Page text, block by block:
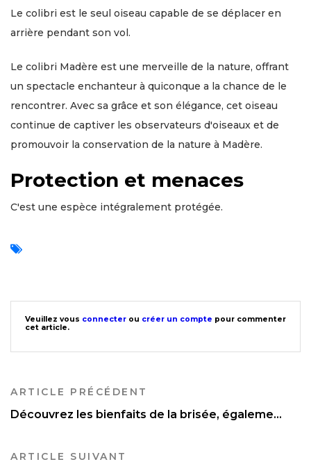
Le colibri est le seul oiseau capable de se déplacer en
arrière pendant son vol.
Le colibri Madère est une merveille de la nature, offrant
un spectacle enchanteur à quiconque a la chance de le
rencontrer. Avec sa grâce et son élégance, cet oiseau
continue de captiver les observateurs d'oiseaux et de
promouvoir la conservation de la nature à Madère.
Protection et menaces
C'est une espèce intégralement protégée.
Veuillez vous connecter ou créer un compte pour commenter
cet article.
ARTICLE PRÉCÉDENT
Découvrez les bienfaits de la brisée, égaleme...
ARTICLE SUIVANT